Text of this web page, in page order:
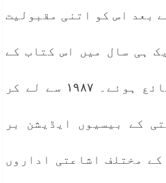
بعد اس کو اتنی مقبولیت
ہی سال میں اس کتاب کے
متعدد ایڈیشن شائع ہوئے۔ ۱۹۸۷ سے لے کر
کے بیسیوں ایڈیشن بر
مختلف اشاعتی اداروں